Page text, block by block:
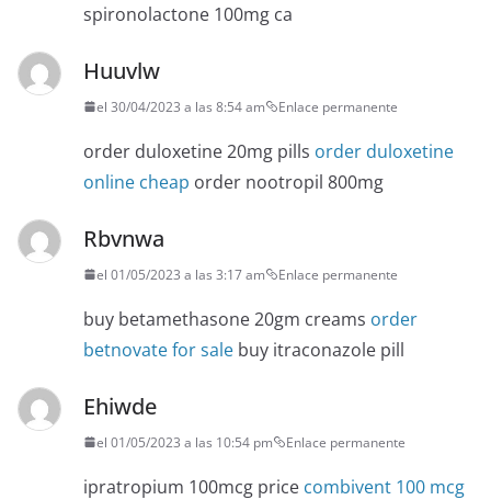
spironolactone 100mg ca
Huuvlw
el 30/04/2023 a las 8:54 am Enlace permanente
order duloxetine 20mg pills order duloxetine
online cheap order nootropil 800mg
Rbvnwa
el 01/05/2023 a las 3:17 am Enlace permanente
buy betamethasone 20gm creams order
betnovate for sale buy itraconazole pill
Ehiwde
el 01/05/2023 a las 10:54 pm Enlace permanente
ipratropium 100mcg price combivent 100 mcg